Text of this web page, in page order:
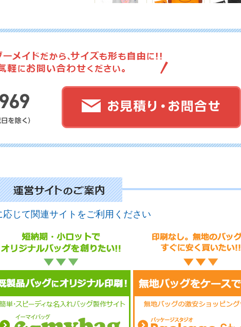
No.12-079 No.12-078 No.12-
No.12-070 No.12-069
応じて関連サイトをご利用ください